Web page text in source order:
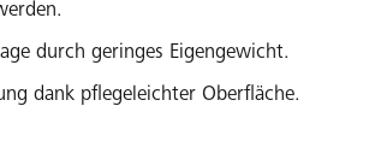
durch geringes Eigengewicht.
dank pflegeleichter Oberfläche.